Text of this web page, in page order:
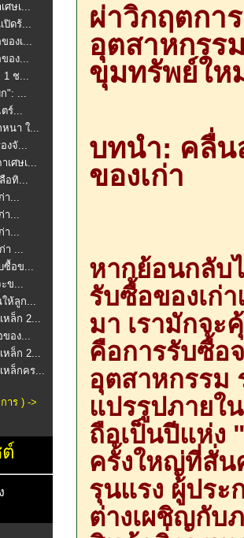
ศษเ...
ปิดร้...
องเ...
อง...
1 ช...
": ...
ร์...
หนา ใ...
งจั...
เศษเ...
อทิ...
า...
า...
า...
า ...
ซื้อข...
ข...
ให้ลูก...
หล็ก 2...
อง...
หล็ก 2...
หล็กคร...
าร ) ->
ผ่าวิกฤตกา
อุตสาหกรร
ขุมทรัพย์ให
บทนำ: คลื่น
ของเก่า
หากย้อนกลับ
รับซื้อของเก่
มา เรามักจะ
คือการรับซื้อ
อุตสาหกรรม
แปรรูปภายใ
ถือเป็นปีแห่ง
ครั้งใหญ่ที่สั่น
รุนแรง ผู้ประ
ต่างเผชิญกับ